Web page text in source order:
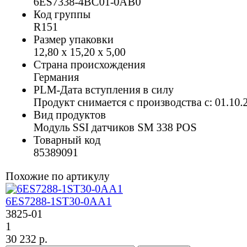
Код группы
R151
Размер упаковки
12,80 x 15,20 x 5,00
Страна происхождения
Германия
PLM-Дата вступления в силу
Продукт снимается с производства с:
Вид продуктов
Модуль SSI датчиков SM 338 POS
Товарный код
85389091
Похожие по артикулу
6ES7288-1ST30-0AA1
3825-01
1
30 232 р.